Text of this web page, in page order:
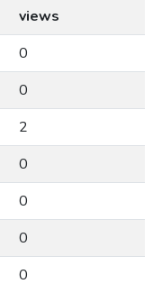
views
0
0
2
0
0
0
0